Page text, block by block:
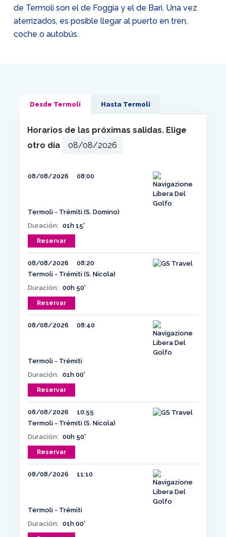
de Termoli son el de Foggia y el de Bari. Una vez
aterrizados, es posible llegar al puerto en tren,
coche o autobús.
Desde Termoli Hasta Termoli
Horarios de las próximas salidas. Elige
otro día
08/08/2026 08:00
Termoli - Trémiti (S. Domino)
Duración: 01h 15'
Reservar
08/08/2026
08:20
Termoli - Trémiti (S. Nicola)
Duración: 00h 50'
Reservar
08/08/2026 08:40
Termoli - Trémiti
Duración: 01h 00'
Reservar
08/08/2026
10:55
Termoli - Trémiti (S. Nicola)
Duración: 00h 50'
Reservar
08/08/2026 11:10
Termoli - Trémiti
Duración: 01h 00'